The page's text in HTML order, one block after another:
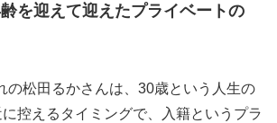
を迎えて迎えたプライベートの
の松田るかさんは、30歳という人生の
控えるタイミングで、入籍というプラ